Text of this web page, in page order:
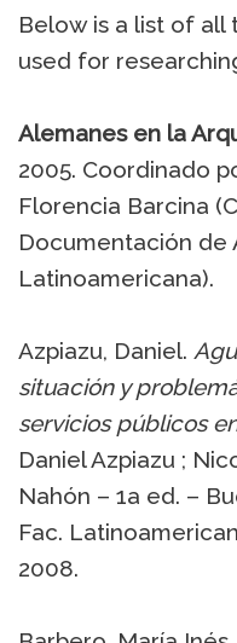
Below is a list of all
used for
Alemanes en la
2005. Coordinado
Florencia Barcina
Documentación de
Latinoamericana).
Azpiazu, Daniel.
situación y
servicios públicos
Daniel Azpiazu ;
Nahón – 1a ed. –
Fac.
2008.